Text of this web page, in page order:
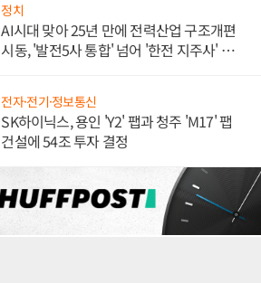
정치
AI시대 맞아 25년 만에 전력산업 구조개편
시동, '발전5사 통합' 넘어 '한전 지주사' 재편
전자·전기·정보통신
SK하이닉스, 용인 'Y2' 팹과 청주 'M17' 팹
건설에 54조 투자 결정